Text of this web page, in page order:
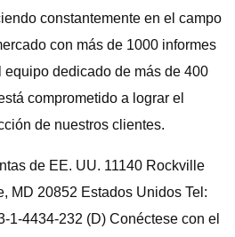
constantemente en el campo
con más de 1000 informes
dedicado de más de 400
comprometido a lograr el
de nuestros clientes.
de EE. UU. 11140 Rockville
MD 20852 Estados Unidos Tel:
1-4434-232 (D) Conéctese con el